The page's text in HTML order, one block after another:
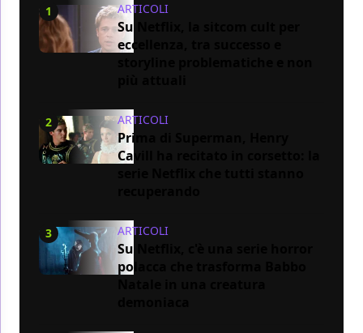
1 ARTICOLI
Su Netflix, la sitcom cult per
eccellenza, tra successo e
2 ARTICOLI
Prima di Superman, Henry
Cavill ha recitato in corsetto: la
3 ARTICOLI
Su Netflix, c'è una serie horror
polacca che trasforma Babbo